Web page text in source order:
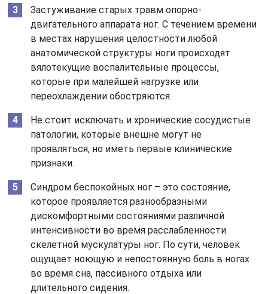
Застуживание старых травм опорно-
двигательного аппарата ног. С течением времени
в местах нарушения целостности любой
анатомической структуры ноги происходят
вялотекущие воспалительные процессы,
которые при малейшей нагрузке или
переохлаждении обостряются.
Не стоит исключать и хронические сосудистые
патологии, которые внешне могут не
проявляться, но иметь первые клинические
признаки.
Синдром беспокойных ног – это состояние,
которое проявляется разнообразными
дискомфортными состояниями различной
интенсивности во время расслабленности
скелетной мускулатуры ног. По сути, человек
ощущает ноющую и непостоянную боль в ногах
во время сна, пассивного отдыха или
длительного сидения.